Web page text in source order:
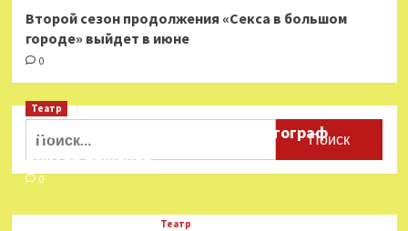
Второй сезон продолжения «Секса в большом
городе» выйдет в июне
0
Найти:
Театр
Ушёл из жизни театральный фотограф
Виктор Баженов
0
Театр